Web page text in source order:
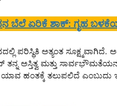
ಬೆಲೆ ಏರಿಕೆ ಶಾಕ್: ಗೃಹ
ಪರಿಸ್ಥಿತಿ ಅತ್ಯಂತ
ತನ್ನ ಅಸ್ತಿತ್ವ ಮತ್ತು
ಹಂತಕ್ಕೆ ತಲುಪಲಿದೆ ಎಂಬುದು